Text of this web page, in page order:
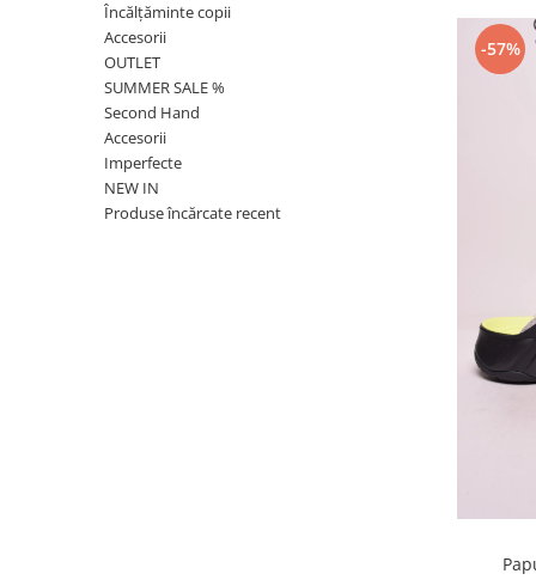
Încălțăminte copii
Accesorii
OUTLET
SUMMER SALE %
Second Hand
Accesorii
Imperfecte
NEW IN
Produse încărcate recent
-57%